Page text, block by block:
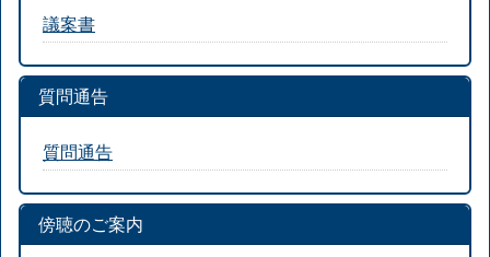
議案書
質問通告
質問通告
傍聴のご案内